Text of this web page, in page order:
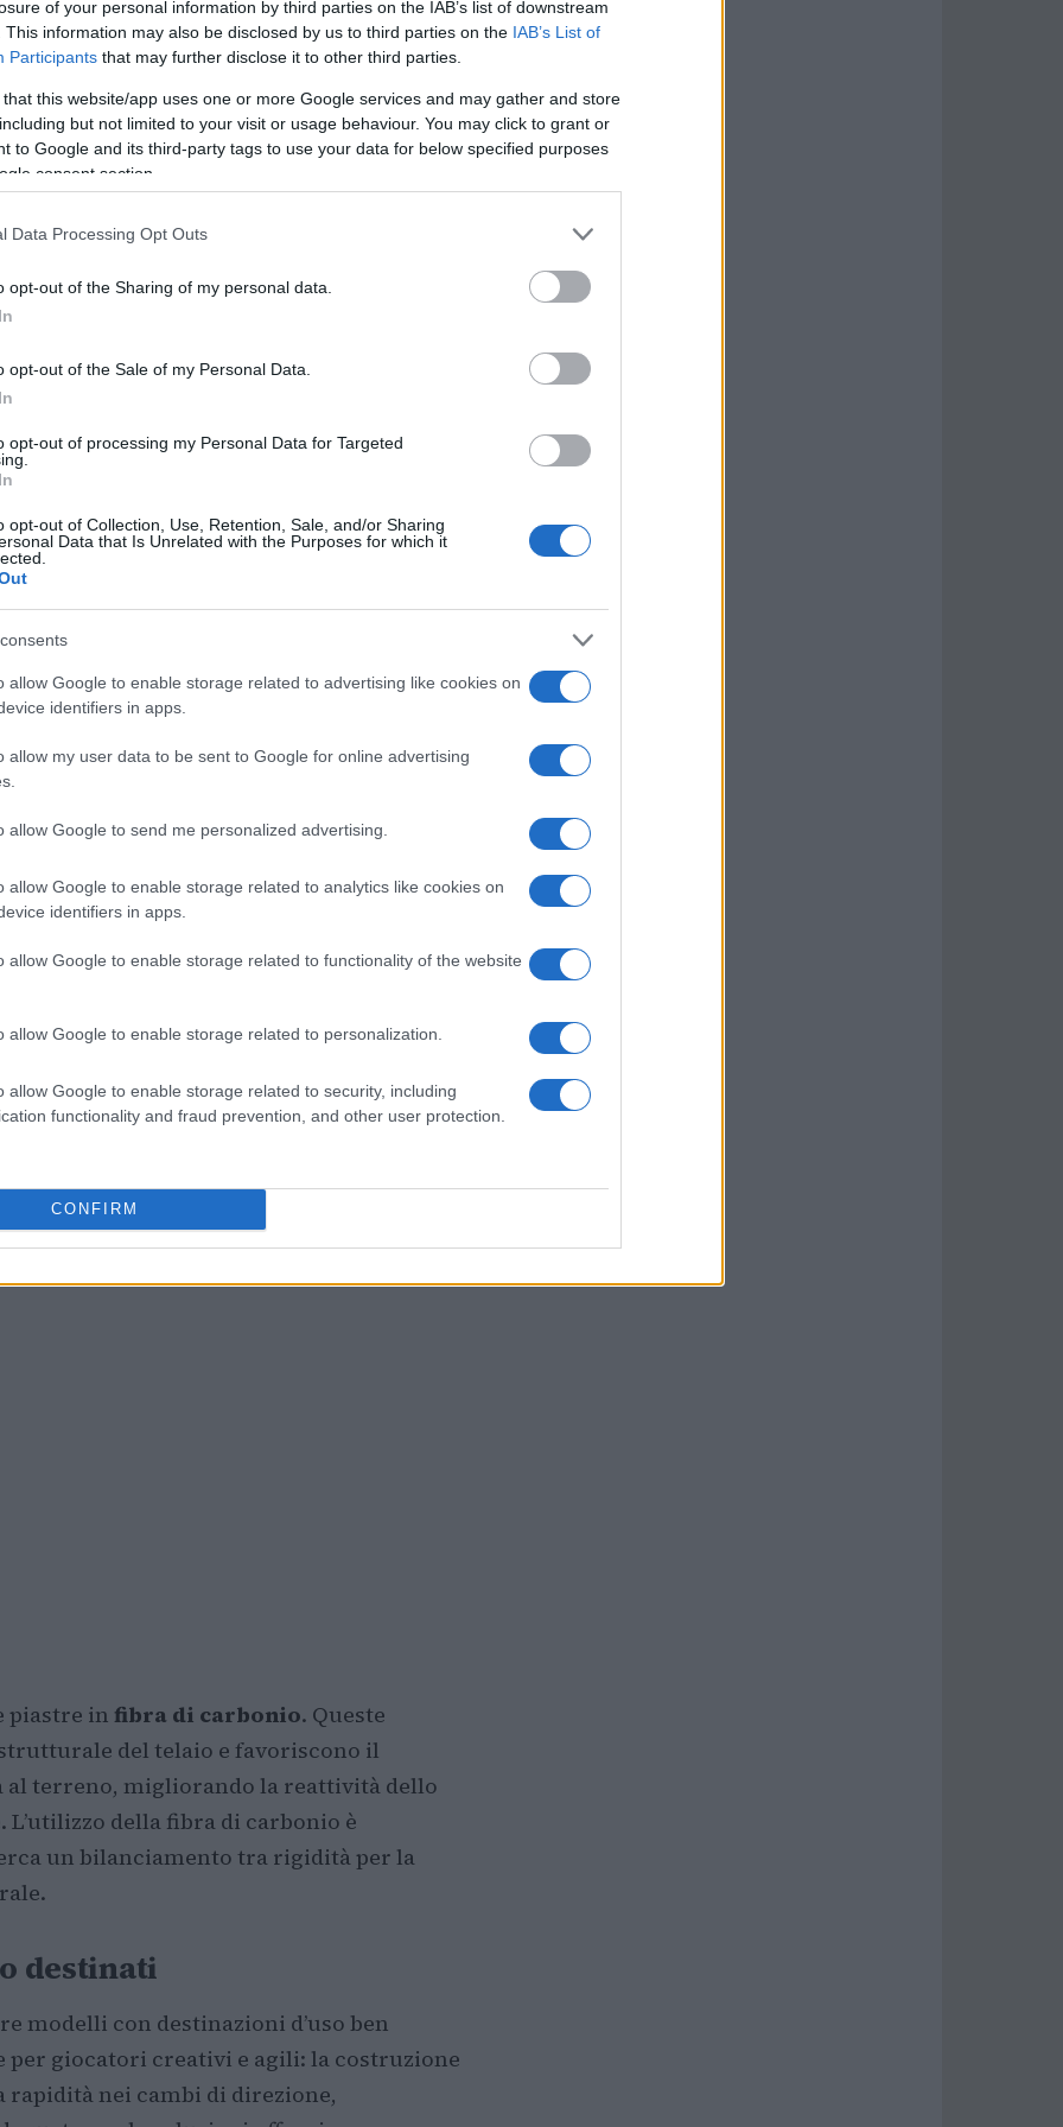
of your personal information by third parties on the IAB’s list of downstream
This information may also be disclosed by us to third parties on the IAB’s List of
Participants that may further disclose it to other third parties.
that this website/app uses one or more Google services and may gather and store
but not limited to your visit or usage behaviour. You may click to grant or
to Google and its third-party tags to use your data for below specified purposes
consent section.
Data Processing Opt Outs
opt-out of the Sharing of my personal data.
opt-out of the Sale of my Personal Data.
opt-out of processing my Personal Data for Targeted
opt-out of Collection, Use, Retention, Sale, and/or Sharing
Data that Is Unrelated with the Purposes for which it
allow Google to enable storage related to advertising like cookies on
identifiers in apps.
allow my user data to be sent to Google for online advertising
allow Google to send me personalized advertising.
allow Google to enable storage related to analytics like cookies on
identifiers in apps.
allow Google to enable storage related to functionality of the website
allow Google to enable storage related to personalization.
allow Google to enable storage related to security, including
functionality and fraud prevention, and other user protection.
CONFIRM
distintive di alcuni modelli
a giocatori con stili diversi.
stabilità e trazione, spiegando
in partita. Troverai inoltre
versioni disponibili e scegliere la scarpa
biomeccaniche.
A-Shock-X e piastre
di
progettata per offrire unalto ritorno elastico
e reattività che supporta le fasi di
questa schiuma attenua gli
fase di rimessa in velocità.
di impatto e migliorare la sensazione
mentre la schiuma cura la reattività
degli stress localizzati che
violenti o atterraggi dopo un salto.
piastre in fibra di carbonio. Queste
del telaio e favoriscono il
terreno, migliorando la reattività dello
della fibra di carbonio è
un bilanciamento tra rigidità per la
destinati
modelli con destinazioni d’uso ben
per giocatori creativi e agili: la costruzione
nei cambi di direzione,